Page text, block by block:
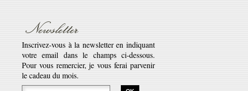
Newsletter
Inscrivez-vous à la newsletter en indiquant
votre email dans le champs ci-dessous.
Pour vous remercier, je vous ferai parvenir
le cadeau du mois.
Adaptation d’une pièce radiophonique de
Robert Desnos illustrant la véritable saga
qu’est l’histoire de Fantômas. Cette série...